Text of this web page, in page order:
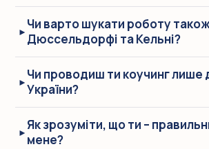
Чи варто шукати роботу
Дюссельдорфі та Кельні?
Чи проводиш ти коучинг лише
України?
Як зрозуміти, що ти –
мене?